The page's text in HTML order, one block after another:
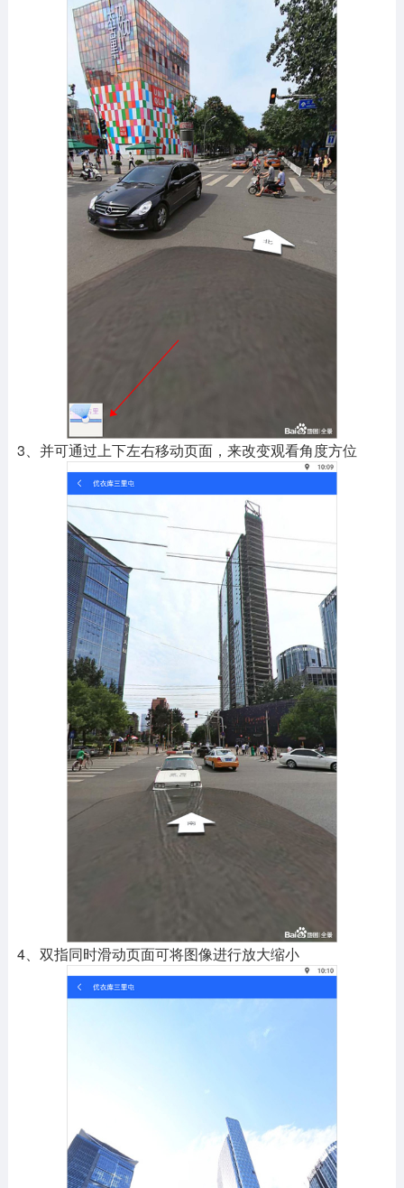
3、并可通过上下左右移动页面，来改变观看角度方位
4、双指同时滑动页面可将图像进行放大缩小